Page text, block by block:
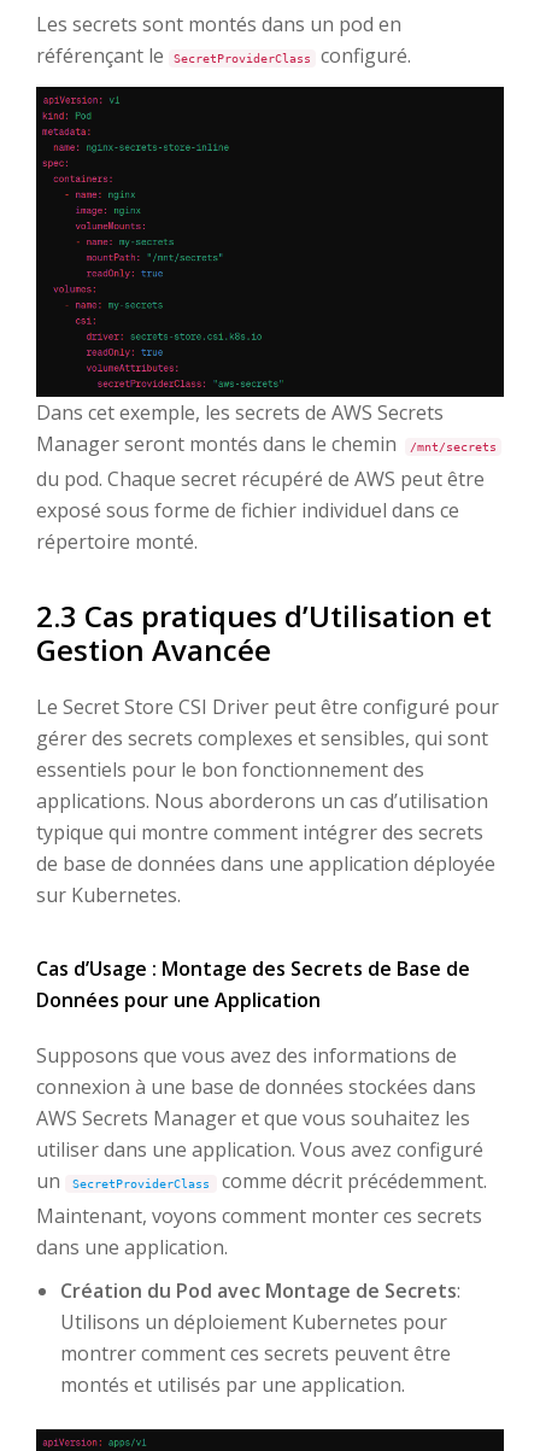
Les secrets sont montés dans un pod en
référençant le
SecretProviderClass configuré.
Dans cet exemple, les secrets de AWS Secrets
Manager seront montés dans le chemin
/mnt/secrets
du pod. Chaque secret récupéré de AWS peut être
exposé sous forme de fichier individuel dans ce
répertoire monté.
2.3 Cas pratiques d’Utilisation et
Gestion Avancée
Le Secret Store CSI Driver peut être configuré pour
gérer des secrets complexes et sensibles, qui sont
essentiels pour le bon fonctionnement des
applications. Nous aborderons un cas d’utilisation
typique qui montre comment intégrer des secrets
de base de données dans une application déployée
sur Kubernetes.
Cas d’Usage : Montage des Secrets de Base de
Données pour une Application
Supposons que vous avez des informations de
connexion à une base de données stockées dans
AWS Secrets Manager et que vous souhaitez les
utiliser dans une application. Vous avez configuré
un
SecretProviderClass
comme décrit précédemment.
Maintenant, voyons comment monter ces secrets
dans une application.
Création du Pod avec Montage de Secrets:
Utilisons un déploiement Kubernetes pour
montrer comment ces secrets peuvent être
montés et utilisés par une application.